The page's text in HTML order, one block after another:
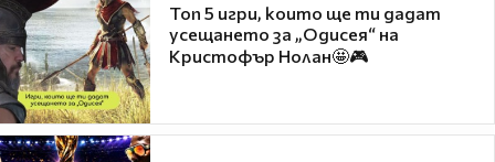
Топ 5 игри, които ще ти дадат
усещането за „Одисея“ на
Кристофър Нолан🤩🎮